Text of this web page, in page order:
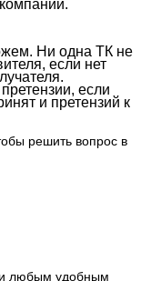
Ни одна ТК не
если нет
если
и претензий к
решить вопрос в
любым удобным